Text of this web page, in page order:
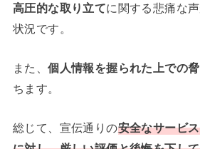
高圧的な取り立てに関する悲痛な
状況です。
また、個人情報を握られた上での
ちます。
総じて、宣伝通りの安全なサービ